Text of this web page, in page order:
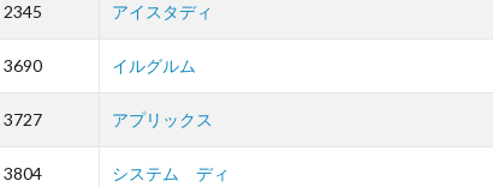
2345 アイスタディ
3690 イルグルム
3727 アプリックス
3804 システム ディ